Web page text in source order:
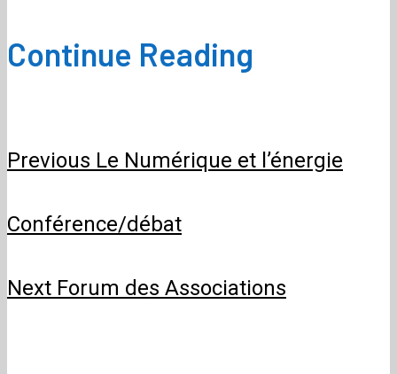
Continue Reading
Previous Le Numérique et l’énergie
Conférence/débat
Next Forum des Associations